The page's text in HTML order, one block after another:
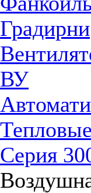
Градирни
ВУ
Серия